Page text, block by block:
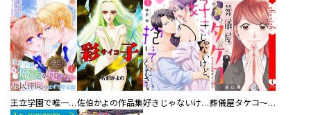
王立学園で唯一魔法が使えない庶民仲間のはずですよね～実は王子様で私を溺愛しているなんて告白はやめてください～佐伯かよの作品集 好きじゃないけど、抱いてください【電子単行本版／特典おまけ付き】 葬儀屋タケコ～あなたの最期、叶えます【電子単行本版】